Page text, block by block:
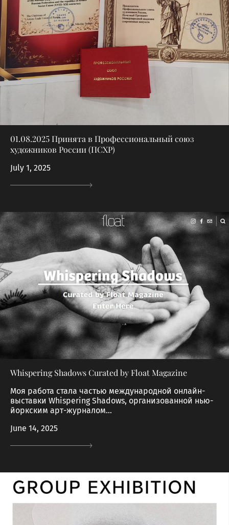
01.08.2025 Принята в Профессиональный союз
художников России (ПСХР)
July 1, 2025
Whispering Shadows Curated by Float Magazine
Моя работа стала частью международной онлайн-
выставки Whispering Shadows, организованной нью-
йоркским арт-журналом...
June 14, 2025